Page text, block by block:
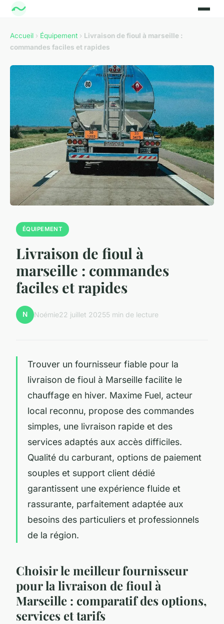
Accueil › Équipement › Livraison de fioul à marseille :
commandes faciles et rapides
ÉQUIPEMENT
Livraison de fioul à
marseille : commandes
faciles et rapides
N Noémie22 juillet 20255 min de lecture
Trouver un fournisseur fiable pour la
livraison de fioul à Marseille facilite le
chauffage en hiver. Maxime Fuel, acteur
local reconnu, propose des commandes
simples, une livraison rapide et des
services adaptés aux accès difficiles.
Qualité du carburant, options de paiement
souples et support client dédié
garantissent une expérience fluide et
rassurante, parfaitement adaptée aux
besoins des particuliers et professionnels
de la région.
Choisir le meilleur fournisseur
pour la livraison de fioul à
Marseille : comparatif des options,
services et tarifs